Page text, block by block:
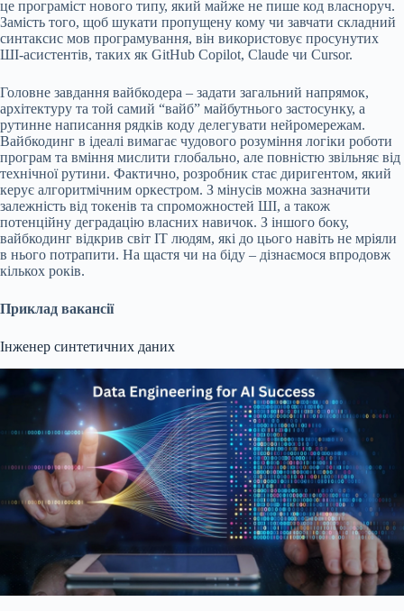
це програміст нового типу, який майже не пише код власноруч.
Замість того, щоб шукати пропущену кому чи завчати складний
синтаксис мов програмування, він використовує просунутих
ШІ-асистентів, таких як GitHub Copilot, Claude чи Cursor.
Головне завдання вайбкодера – задати загальний напрямок,
архітектуру та той самий “вайб” майбутнього застосунку, а
рутинне написання рядків коду делегувати нейромережам.
Вайбкодинг в ідеалі вимагає чудового розуміння логіки роботи
програм та вміння мислити глобально, але повністю звільняє від
технічної рутини. Фактично, розробник стає диригентом, який
керує алгоритмічним оркестром. З мінусів можна зазначити
залежність від токенів та спроможностей ШІ, а також
потенційну деградацію власних навичок. З іншого боку,
вайбкодинг відкрив світ IT людям, які до цього навіть не мріяли
в нього потрапити. На щастя чи на біду – дізнаємося впродовж
кількох років.
Приклад вакансії
Інженер синтетичних даних